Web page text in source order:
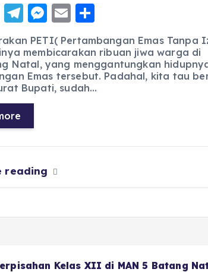
W
h
a
ts
A
p
p
T
el
e
g
r
a
m
M
e
ss
e
n
E
m
ai
l
h
a
re
PETI( Pertambangan Emas Tanpa
membicarakan ribuan jiwa warga di
Natal, yang menggantungkan
Emas tersebut. Padahal, kita tau
Bupati, sudah…
reading
Kelas XII di MAN 5 Batang